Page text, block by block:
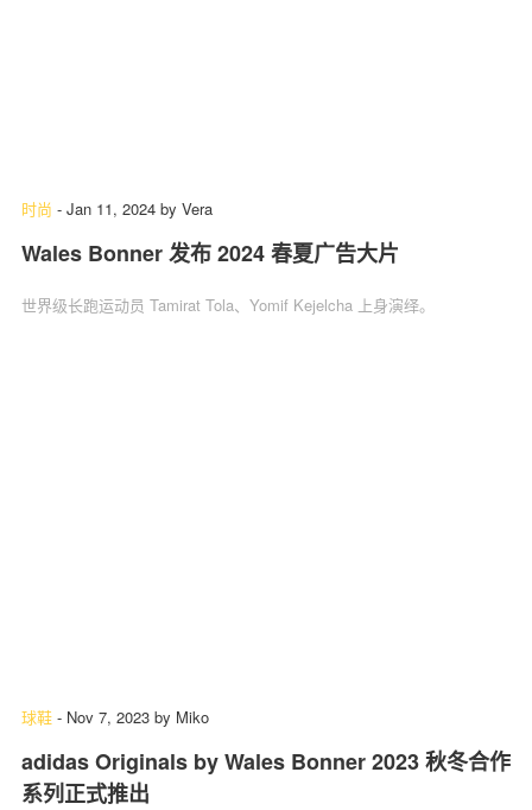
时尚 - Jan 11, 2024 by Vera
Wales Bonner 发布 2024 春夏广告大片
世界级长跑运动员 Tamirat Tola、Yomif Kejelcha 上身演绎。
球鞋 - Nov 7, 2023 by Miko
adidas Originals by Wales Bonner 2023 秋冬合作
系列正式推出